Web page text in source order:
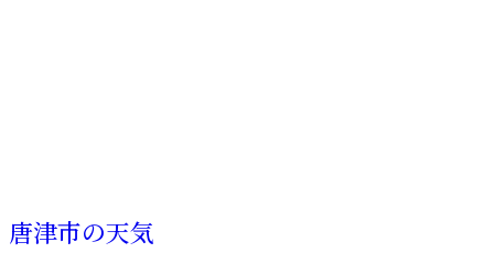
唐津市の天気